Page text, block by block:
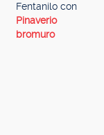
Fentanilo con
Pinaverio
bromuro